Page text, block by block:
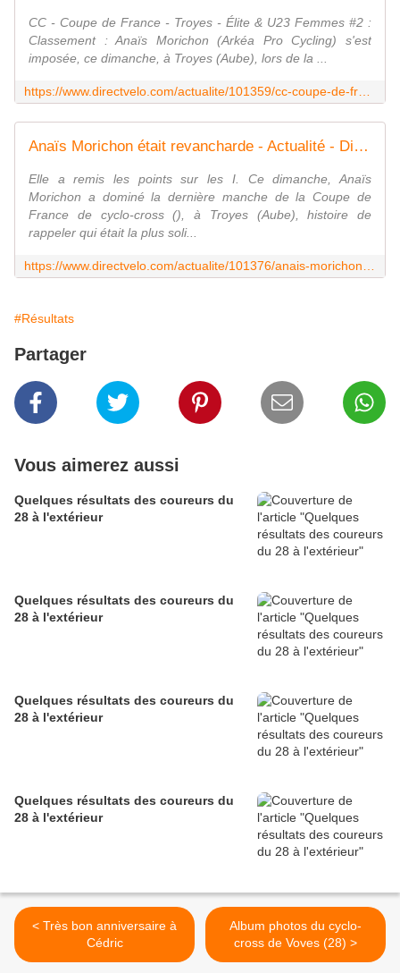
CC - Coupe de France - Troyes - Élite & U23 Femmes #2 :
Classement : Anaïs Morichon (Arkéa Pro Cycling) s'est
imposée, ce dimanche, à Troyes (Aube), lors de la ...
Anaïs Morichon était revancharde - Actualité - DirectVelo
Elle a remis les points sur les I. Ce dimanche, Anaïs
Morichon a dominé la dernière manche de la Coupe de
France de cyclo-cross (), à Troyes (Aube), histoire de
rappeler qui était la plus soli...
#Résultats
Partager
Vous aimerez aussi
Quelques résultats des coureurs du
28 à l'extérieur
Quelques résultats des coureurs du
28 à l'extérieur
Quelques résultats des coureurs du
28 à l'extérieur
Quelques résultats des coureurs du
28 à l'extérieur
< Très bon anniversaire à
Cédric
Album photos du cyclo-
cross de Voves (28) >